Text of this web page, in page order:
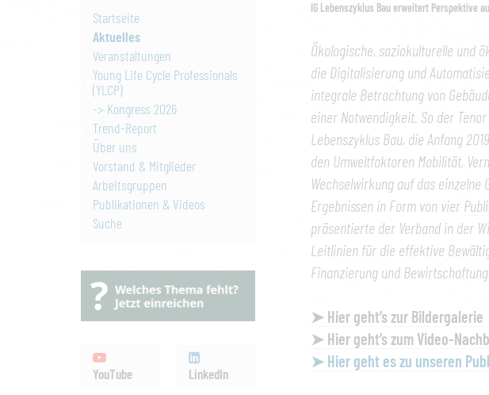
Startseite
Aktuelles
Veranstaltungen
Young Life Cycle Professionals
(YLCP)
-> Kongress 2026
Trend-Report
Über uns
Vorstand & Mitglieder
Arbeitsgruppen
Publikationen & Videos
Suche
YouTube LinkedIn
IG Lebenszyklus Bau erweitert Perspektive
Ökologische, soziokulturelle und
die Digitalisierung und
integrale Betrachtung von
einer Notwendigkeit. So der
Lebenszyklus Bau, die Anfang
den Umweltfaktoren Mobilität,
Wechselwirkung auf das
Ergebnissen in Form von vier
präsentierte der Verband in der
Leitlinien für die effektive
Finanzierung und
➤ Hier geht’s zur Bildergalerie
➤ Hier geht’s zum Video-
➤ Hier geht es zu unseren